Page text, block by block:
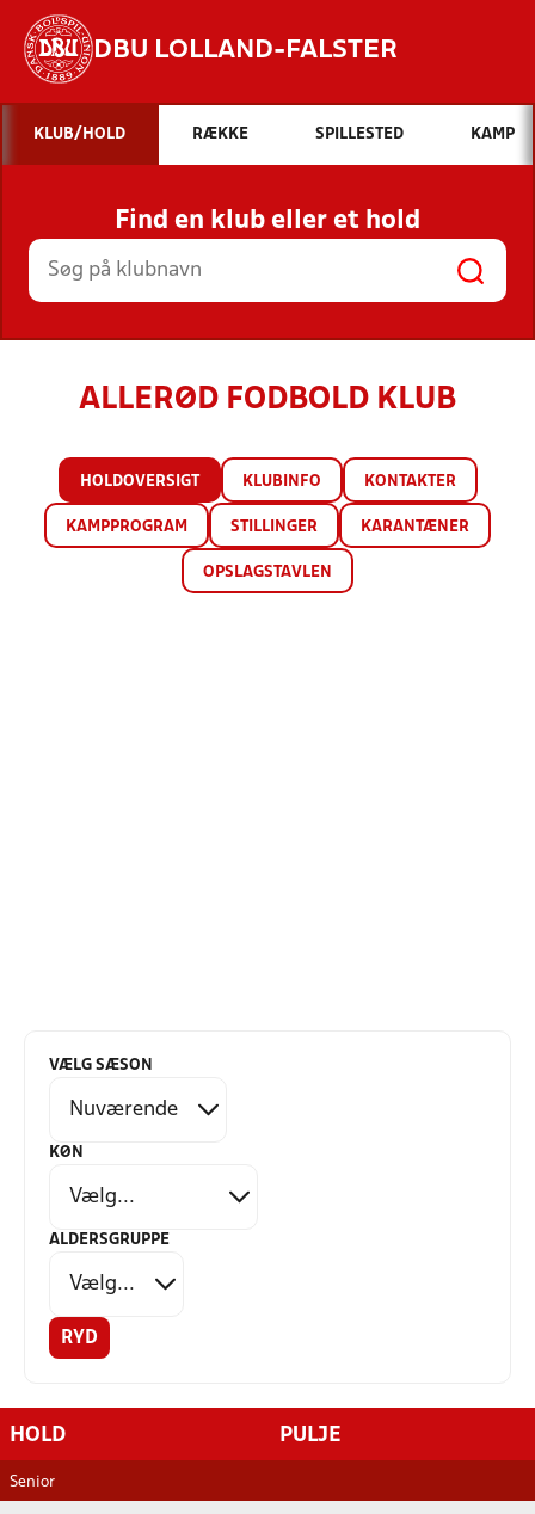
DBU LOLLAND-FALSTER
Hvad vil du søge efter?
INDHOLD OG NYHEDER
STILLINGER, RESULTATER, KLUBBER OG
HOLD
KLUB/HOLD RÆKKE SPILLESTED KAMP
Find en klub eller et hold
ALLERØD FODBOLD KLUB
HOLDOVERSIGT KLUBINFO KONTAKTER
KAMPPROGRAM STILLINGER KARANTÆNER
OPSLAGSTAVLEN
VÆLG SÆSON
KØN
ALDERSGRUPPE
RYD
HOLD PULJE
Senior